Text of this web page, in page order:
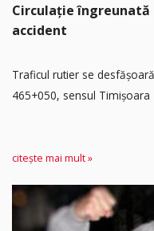
Circulație îngreunată
accident
Traficul rutier se
465+050, sensul Timişoara
citește mai mult »